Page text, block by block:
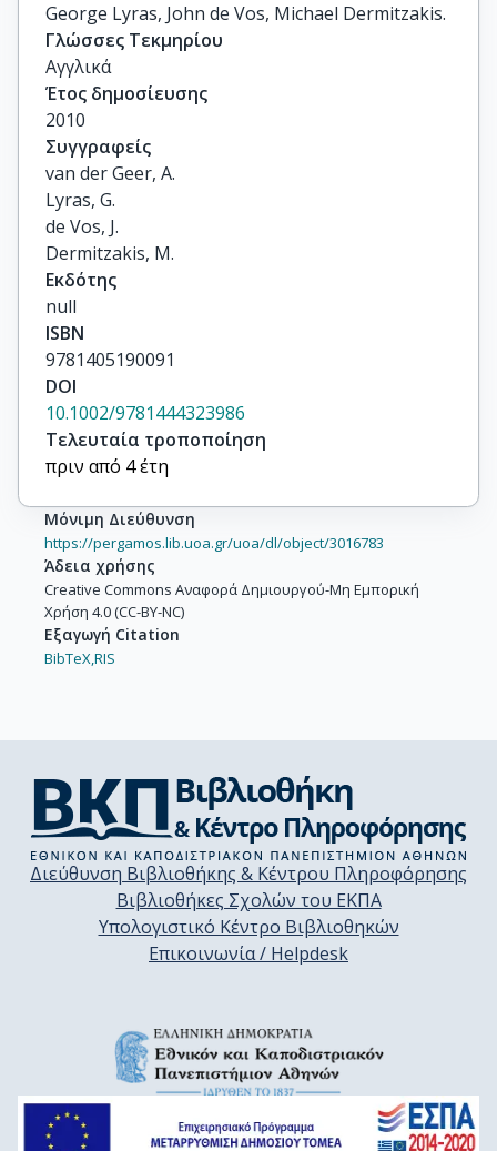
George Lyras, John de Vos, Michael Dermitzakis.
Γλώσσες Τεκμηρίου
Αγγλικά
Έτος δημοσίευσης
2010
Συγγραφείς
van der Geer, A.
Lyras, G.
de Vos, J.
Dermitzakis, M.
Εκδότης
null
ISBN
9781405190091
DOI
10.1002/9781444323986
Τελευταία τροποποίηση
πριν από 4 έτη
Μόνιμη Διεύθυνση
https://pergamos.lib.uoa.gr/uoa/dl/object/3016783
Άδεια χρήσης
Creative Commons Αναφορά Δημιουργού-Μη Εμπορική
Χρήση 4.0 (CC-BY-NC)
Εξαγωγή Citation
BibTeX,RIS
Διεύθυνση Βιβλιοθήκης & Κέντρου Πληροφόρησης
Βιβλιοθήκες Σχολών του ΕΚΠΑ
Υπολογιστικό Κέντρο Βιβλιοθηκών
Επικοινωνία / Helpdesk